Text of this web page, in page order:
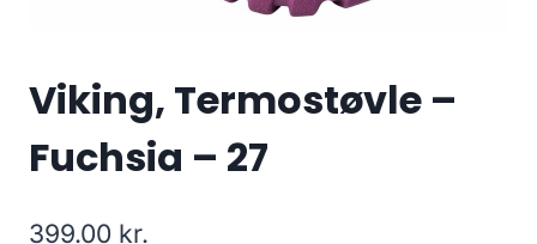
Viking, Termostøvle –
Fuchsia – 27
399.00 kr.